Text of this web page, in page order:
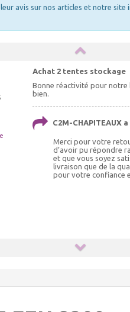
avis sur nos articles et notre
Achat 2 tentes stockage
Bonne réactivité pour
bien.
C2M-CHAPITEAUX
Merci pour votre
d’avoir pu répondre
et que vous soyez
livraison que de la
pour votre confiance